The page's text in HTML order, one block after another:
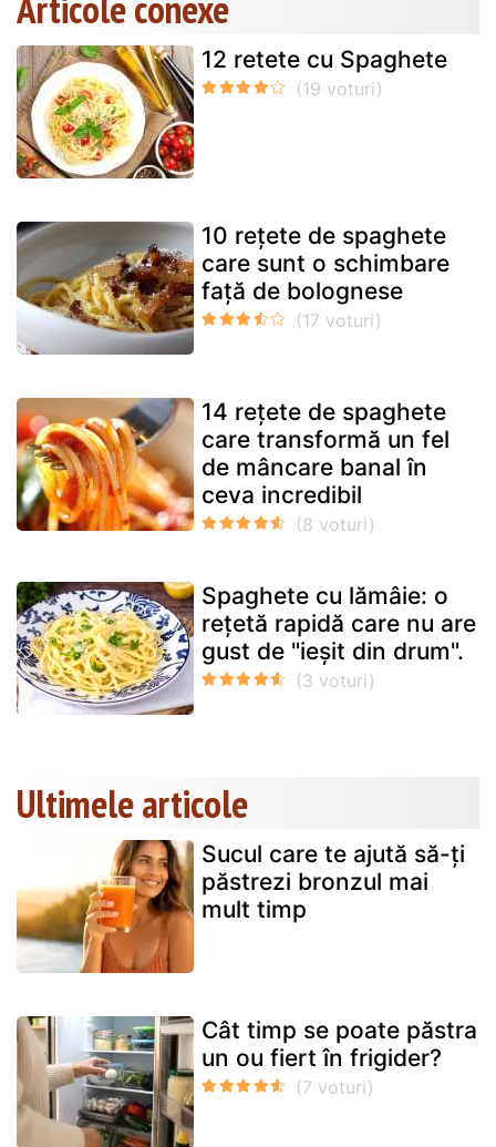
12 retete cu Spaghete
10 rețete de spaghete
care sunt o schimbare
față de bolognese
14 rețete de spaghete
care transformă un fel
de mâncare banal în
ceva incredibil
Spaghete cu lămâie: o
rețetă rapidă care nu are
gust de "ieșit din drum".
Ultimele articole
Sucul care te ajută să-ți
păstrezi bronzul mai
mult timp
Cât timp se poate păstra
un ou fiert în frigider?